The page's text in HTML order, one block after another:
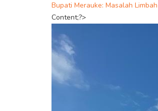
Bupati Merauke: Masalah
Content;?>